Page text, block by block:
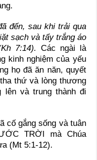
đến, sau khi trải qua
sạch và tẩy trắng áo
7:14). Các ngài là
kinh nghiệm của yếu
họ đã ăn năn, quyết
thứ và lòng thương
lên và trung thành đi
cố gắng sống và tuân
TRỜI mà Chúa
(Mt 5:1-12).